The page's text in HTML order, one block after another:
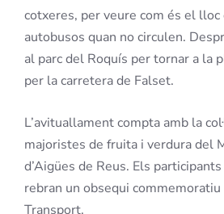
cotxeres, per veure com és el lloc
autobusos quan no circulen.
al parc del Roquís per tornar a la
per la carretera de Falset.
L’avituallament compta amb la
majoristes de fruita i verdura del
d’Aigües de Reus. Els
rebran un obsequi
Transport.